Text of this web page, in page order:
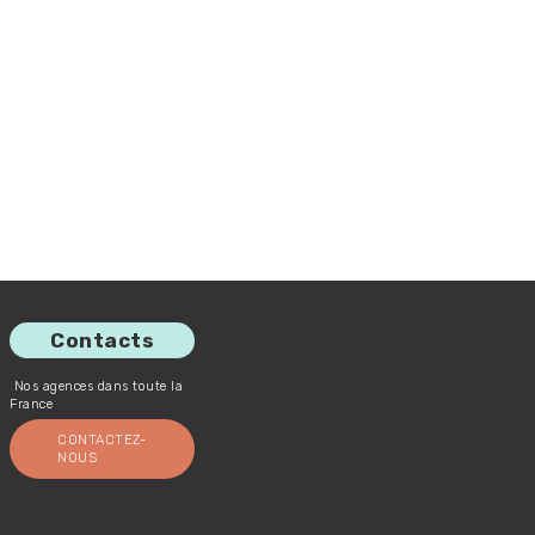
Contacts
Nos agences dans toute la
France
CONTACTEZ-
NOUS